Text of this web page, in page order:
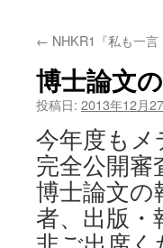
← NHKR1『私も一
博士論文
投稿日: 2013年12月
今年度もメ
完全公開審
博士論文の
者、出版・